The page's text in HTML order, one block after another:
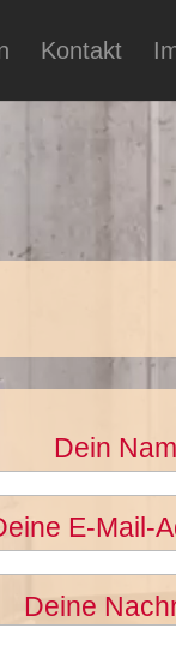
Kontakt
Dein
E-Mail-
Deine